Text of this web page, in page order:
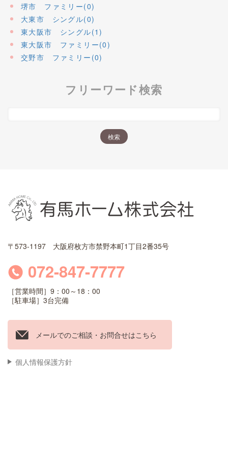
堺市 ファミリー(0)
大東市 シングル(0)
東大阪市 シングル(1)
東大阪市 ファミリー(0)
交野市 ファミリー(0)
フリーワード検索
〒573-1197 大阪府枚方市禁野本町1丁目2番35号
072-847-7777
［営業時間］9：00～18：00
［駐車場］3台完備
メールでのご相談・お問合せはこちら
個人情報保護方針